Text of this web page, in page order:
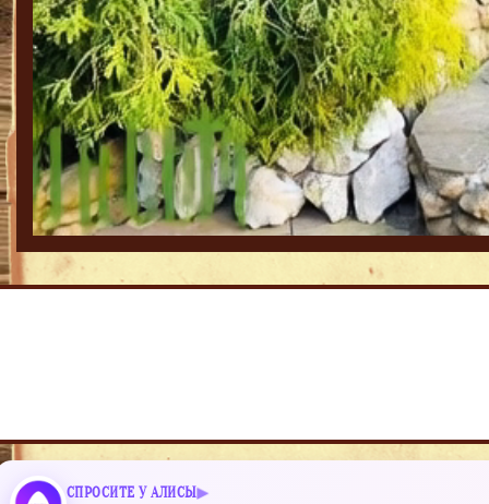
СПРОСИТЕ У АЛИСЫ